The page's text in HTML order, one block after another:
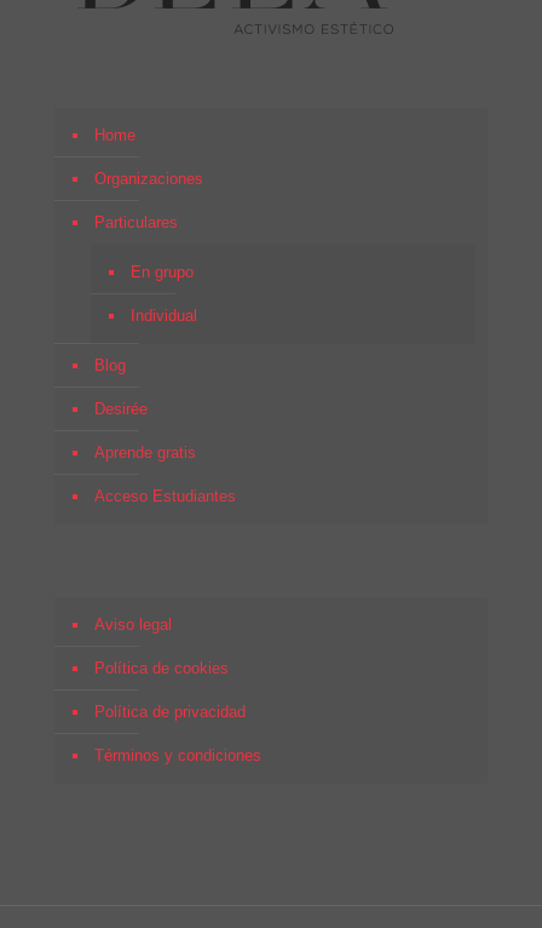
Home
Organizaciones
Particulares
En grupo
Individual
Blog
Desirée
Aprende gratis
Acceso Estudiantes
Aviso legal
Política de cookies
Política de privacidad
Términos y condiciones